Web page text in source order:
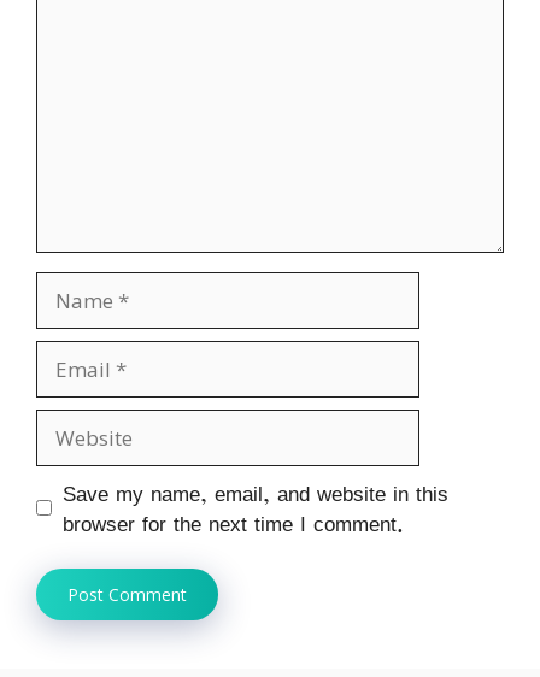
Name
Email
Website
Save my name, email, and website in this
browser for the next time I comment.